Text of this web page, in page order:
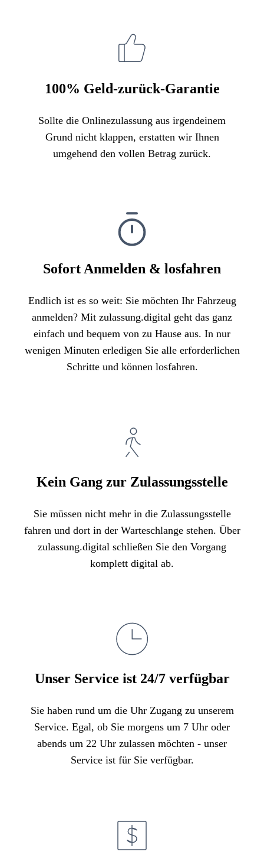
100% Geld-zurück-Garantie
Sollte die Onlinezulassung aus irgendeinem
Grund nicht klappen, erstatten wir Ihnen
umgehend den vollen Betrag zurück.
Sofort Anmelden & losfahren
Endlich ist es so weit: Sie möchten Ihr Fahrzeug
anmelden? Mit zulassung.digital geht das ganz
einfach und bequem von zu Hause aus. In nur
wenigen Minuten erledigen Sie alle erforderlichen
Schritte und können losfahren.
Kein Gang zur Zulassungsstelle
Sie müssen nicht mehr in die Zulassungsstelle
fahren und dort in der Warteschlange stehen. Über
zulassung.digital schließen Sie den Vorgang
komplett digital ab.
Unser Service ist 24/7 verfügbar
Sie haben rund um die Uhr Zugang zu unserem
Service. Egal, ob Sie morgens um 7 Uhr oder
abends um 22 Uhr zulassen möchten - unser
Service ist für Sie verfügbar.